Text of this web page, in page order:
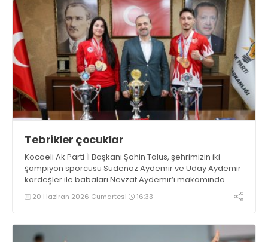
Tebrikler çocuklar
Kocaeli Ak Parti İl Başkanı Şahin Talus, şehrimizin iki
şampiyon sporcusu Sudenaz Aydemir ve Uday Aydemir
kardeşler ile babaları Nevzat Aydemir’i makamında
ağırladı.
20 Haziran 2026 Cumartesi 16:33